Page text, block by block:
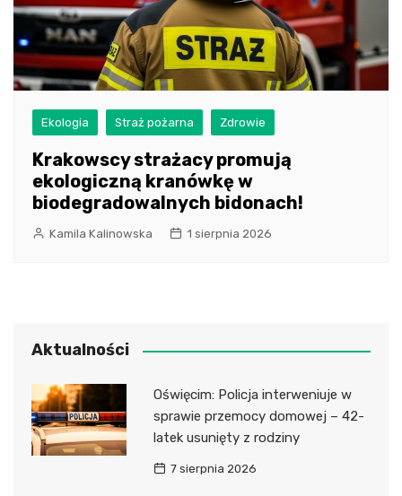
Ekologia Straż pożarna Zdrowie
Krakowscy strażacy promują
ekologiczną kranówkę w
biodegradowalnych bidonach!
Kamila Kalinowska 1 sierpnia 2026
Aktualności
Oświęcim: Policja interweniuje w
sprawie przemocy domowej – 42-
latek usunięty z rodziny
7 sierpnia 2026